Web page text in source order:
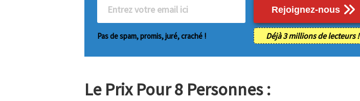
Pas de spam, promis, juré, craché !
Rejoignez-nous
Déjà 3 millions de lecteurs !
Le Prix Pour 8 Personnes :